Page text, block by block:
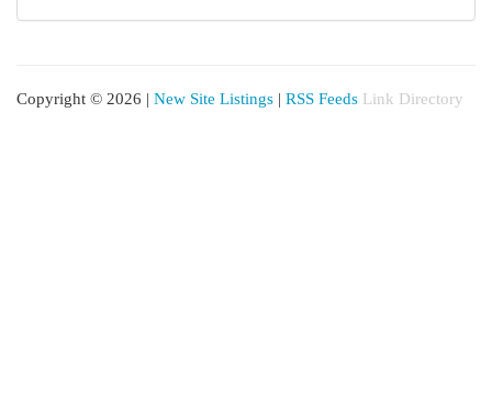
Copyright © 2026 | New Site Listings | RSS Feeds Link Directory